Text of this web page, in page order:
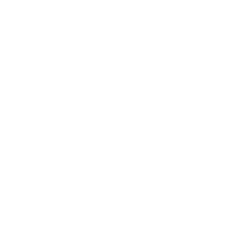
Yang Lengkap, Berkualitas Dengan